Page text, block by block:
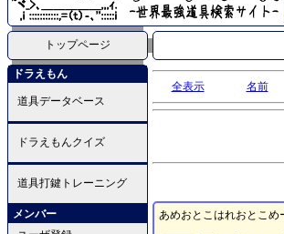
トップページ
ドラえもん
道具データベース
ドラえもんクイズ
道具打鍵トレーニング
メンバー
全表示 名前
あめおとこはれおとこめ